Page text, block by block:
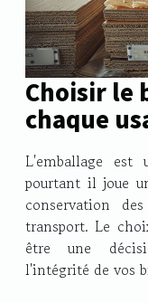
Choisir le
chaque
L'emballage est
pourtant il joue
conservation
transport. Le
être une
l'intégrité de vos